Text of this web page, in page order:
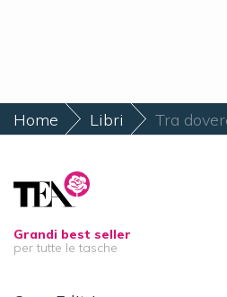
Home Libri Tra
Grandi best seller
per tutte le tasche